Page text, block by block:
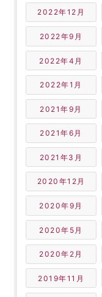
2022年12月
2022年9月
2022年4月
2022年1月
2021年9月
2021年6月
2021年3月
2020年12月
2020年9月
2020年5月
2020年2月
2019年11月